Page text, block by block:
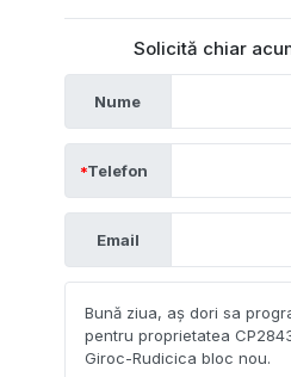
Solicită chiar
Nume
Telefon
Email